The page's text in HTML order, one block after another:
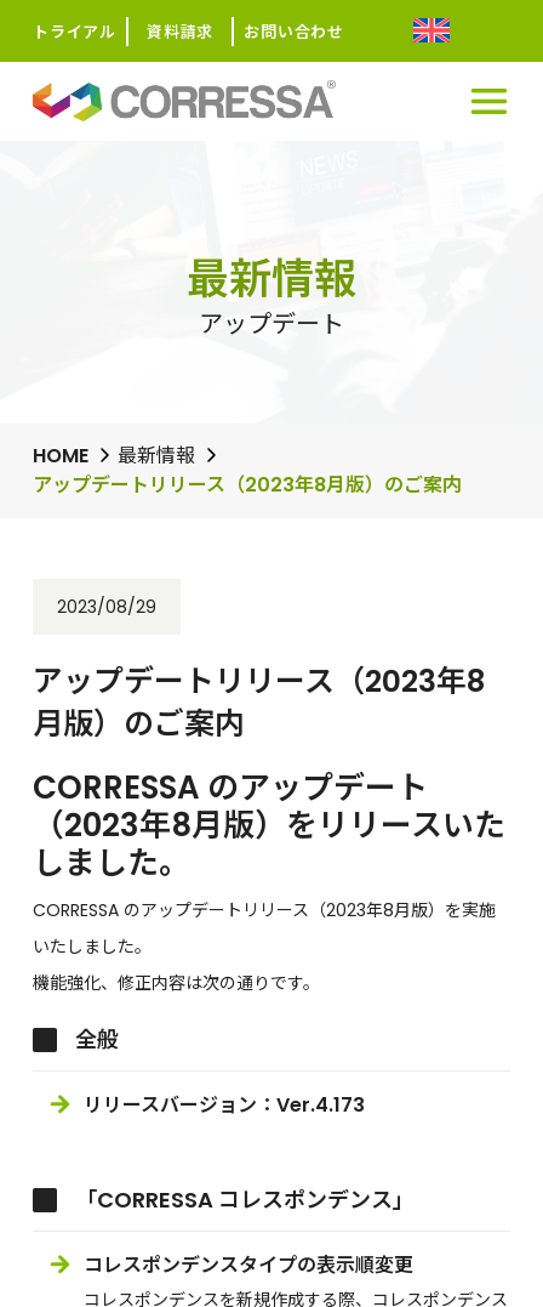
トライアル 資料請求 お問い合わせ
最新情報
アップデート
HOME
最新情報
アップデートリリース（2023年8月版）のご案内
2023/08/29
アップデートリリース（2023年8
月版）のご案内
CORRESSA のアップデート
（2023年8月版）をリリースいた
しました。
CORRESSA のアップデートリリース（2023年8月版）を実施
いたしました。
機能強化、修正内容は次の通りです。
全般
リリースバージョン：Ver.4.173
「CORRESSA コレスポンデンス」
コレスポンデンスタイプの表示順変更
コレスポンデンスを新規作成する際、コレスポンデンス